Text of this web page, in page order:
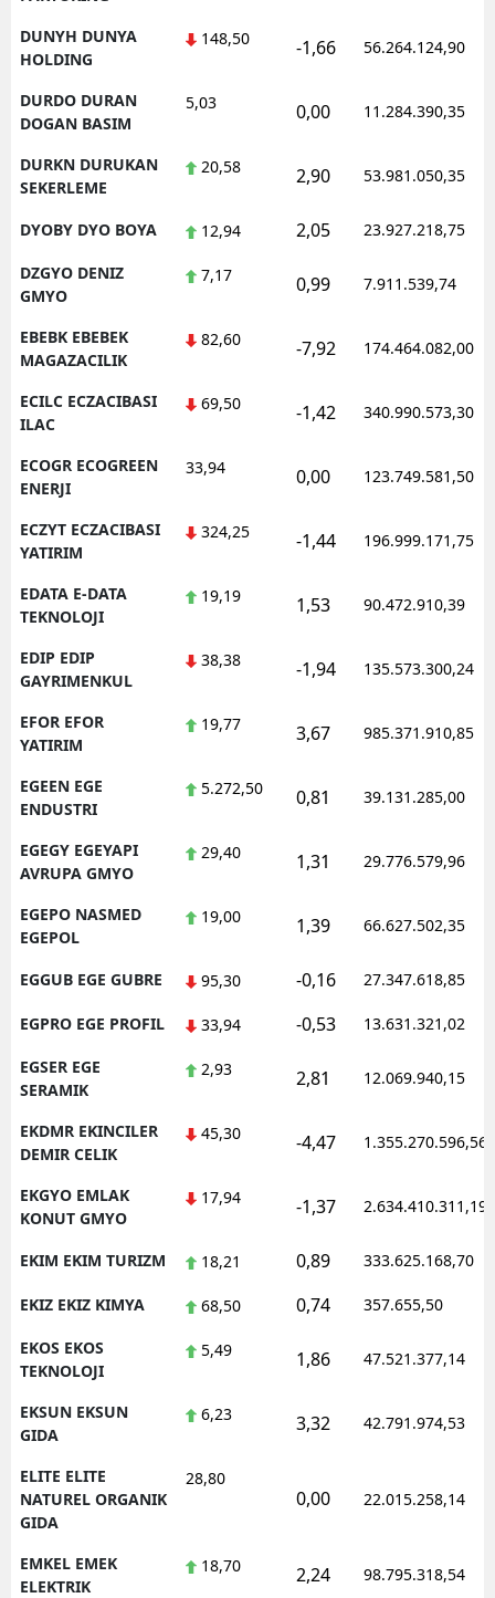
DUNYH DUNYA
HOLDING
148,50 -1,66 56.264.124,90
DURDO DURAN
DOGAN BASIM
5,03 0,00 11.284.390,35
DURKN DURUKAN
SEKERLEME
20,58 2,90 53.981.050,35
DYOBY DYO BOYA 12,94 2,05 23.927.218,75
DZGYO DENIZ
GMYO
7,17 0,99 7.911.539,74
EBEBK EBEBEK
MAGAZACILIK
82,60 -7,92 174.464.082,00
ECILC ECZACIBASI
ILAC
69,50 -1,42 340.990.573,30
ECOGR ECOGREEN
ENERJI
33,94 0,00 123.749.581,50
ECZYT ECZACIBASI
YATIRIM
324,25 -1,44 196.999.171,75
EDATA E-DATA
TEKNOLOJI
19,19 1,53 90.472.910,39
EDIP EDIP
GAYRIMENKUL
38,38 -1,94 135.573.300,24
EFOR EFOR
YATIRIM
19,77 3,67 985.371.910,85
EGEEN EGE
ENDUSTRI
5.272,50 0,81 39.131.285,00
EGEGY EGEYAPI
AVRUPA GMYO
29,40 1,31 29.776.579,96
EGEPO NASMED
EGEPOL
19,00 1,39 66.627.502,35
EGGUB EGE GUBRE 95,30 -0,16 27.347.618,85
EGPRO EGE PROFIL 33,94 -0,53 13.631.321,02
EGSER EGE
SERAMIK
2,93 2,81 12.069.940,15
EKDMR EKINCILER
DEMIR CELIK
45,30 -4,47 1.355.270.596,56
EKGYO EMLAK
KONUT GMYO
17,94 -1,37 2.634.410.311,19
EKIM EKIM TURIZM 18,21 0,89 333.625.168,70
EKIZ EKIZ KIMYA 68,50 0,74 357.655,50
EKOS EKOS
TEKNOLOJI
5,49 1,86 47.521.377,14
EKSUN EKSUN
GIDA
6,23 3,32 42.791.974,53
ELITE ELITE
NATUREL ORGANIK
GIDA
28,80
0,00 22.015.258,14
EMKEL EMEK
ELEKTRIK
18,70 2,24 98.795.318,54